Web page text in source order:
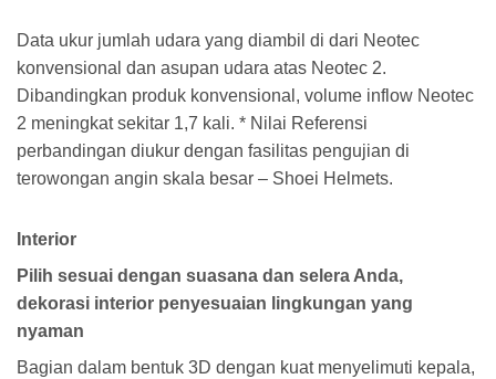
Data ukur jumlah udara yang diambil di dari Neotec
konvensional dan asupan udara atas Neotec 2.
Dibandingkan produk konvensional, volume inflow Neotec
2 meningkat sekitar 1,7 kali. * Nilai Referensi
perbandingan diukur dengan fasilitas pengujian di
terowongan angin skala besar – Shoei Helmets.
Interior
Pilih sesuai dengan suasana dan selera Anda,
dekorasi interior penyesuaian lingkungan yang
nyaman
Bagian dalam bentuk 3D dengan kuat menyelimuti kepala,